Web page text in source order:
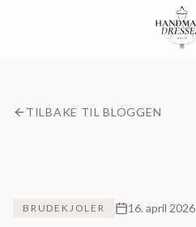
TILBAKE TIL BLOGGEN
BRUDEKJOLER 16. april 2026